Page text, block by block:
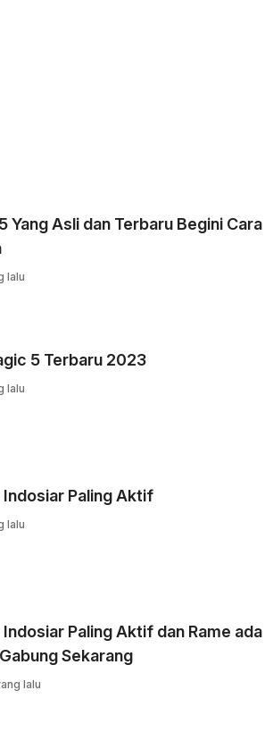
Yang Asli dan Terbaru Begini Cara
lalu
5 Terbaru 2023
lalu
Paling Aktif
lalu
Paling Aktif dan Rame ada
Sekarang
lalu